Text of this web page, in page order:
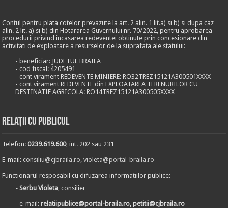
Contul pentru plata cotelor prevazute la art. 2 alin. 1 lit.a) si b) si dupa caz
alin. 2 lit. a) si b) din Hotararea Guvernului nr. 70/2022, pentru aprobarea
procedurii privind incasarea redeventei obtinute prin concesionare din
activitati de exploatare a resurselor de la suprafata ale statului:
- beneficiar: JUDETUL BRAILA
- cod fiscal: 4205491
- cont virament REDEVENTE MINIERE: RO32TREZ15121A300501XXXX
- cont virament REDEVENTE din EXPLOATAREA TERENURILOR CU
DESTINATIE AGRICOLA: RO14TREZ15121A300505XXXX
Relații cu publicul
Telefon:0239.619.600, int. 202 sau 231
E-mail:consiliu@cjbraila.ro,violeta@portal-braila.ro
Functionarul resposabil cu difuzarea informatiilor publice:
- Serbu Violeta, consilier
- e-mail:relatiipublice@portal-braila.ro, petitii@cjbraila.ro